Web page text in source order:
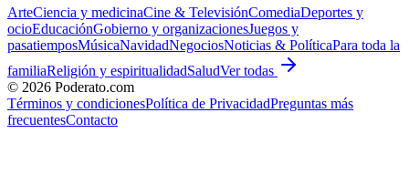
ArteCiencia y medicinaCine & TelevisiónComediaDeportes y
ocioEducaciónGobierno y organizacionesJuegos y
pasatiemposMúsicaNavidadNegociosNoticias & PolíticaPara toda la
familiaReligión y espiritualidadSaludVer todas
© 2026 Poderato.com
Términos y condicionesPolítica de PrivacidadPreguntas más
frecuentesContacto